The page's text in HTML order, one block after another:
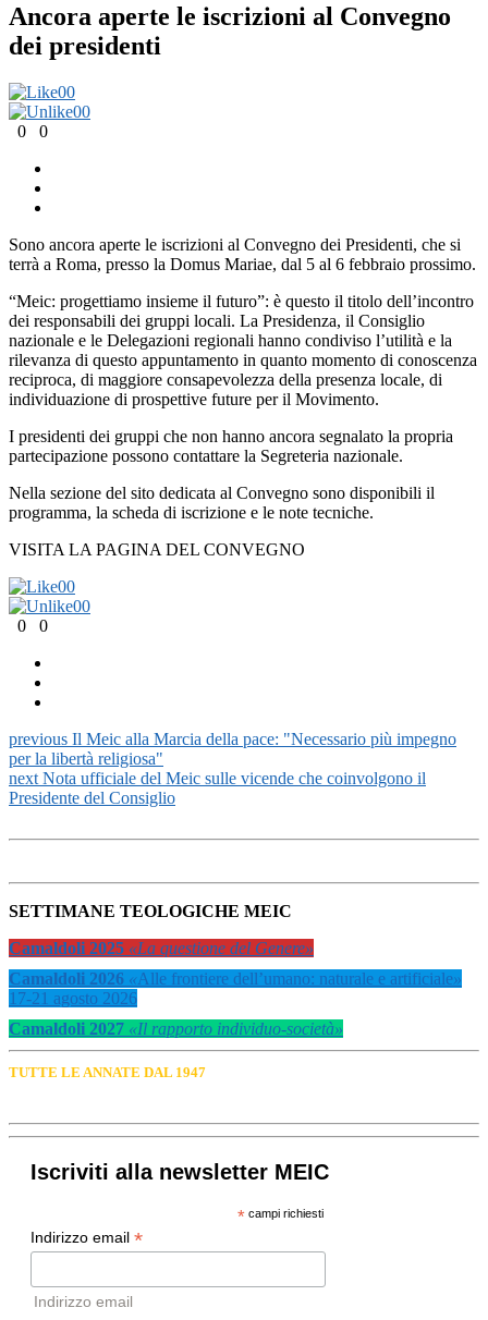
Ancora aperte le iscrizioni al Convegno
dei presidenti
00
00
0
0
Sono ancora aperte le iscrizioni al Convegno dei Presidenti, che si
terrà a Roma, presso la Domus Mariae, dal 5 al 6 febbraio prossimo.
“Meic: progettiamo insieme il futuro”: è questo il titolo dell’incontro
dei responsabili dei gruppi locali. La Presidenza, il Consiglio
nazionale e le Delegazioni regionali hanno condiviso l’utilità e la
rilevanza di questo appuntamento in quanto momento di conoscenza
reciproca, di maggiore consapevolezza della presenza locale, di
individuazione di prospettive future per il Movimento.
I presidenti dei gruppi che non hanno ancora segnalato la propria
partecipazione possono contattare la Segreteria nazionale.
Nella sezione del sito dedicata al Convegno sono disponibili il
programma, la scheda di iscrizione e le note tecniche.
VISITA LA PAGINA DEL CONVEGNO
00
00
0
0
previous Il Meic alla Marcia della pace: "Necessario più impegno
per la libertà religiosa"
next Nota ufficiale del Meic sulle vicende che coinvolgono il
Presidente del Consiglio
SETTIMANE TEOLOGICHE MEIC
Camaldoli 2025 «La questione del Genere»
Camaldoli 2026 «Alle frontiere dell’umano: naturale e artificiale»
17-21 agosto 2026
Camaldoli 2027 «Il rapporto individuo-società»
TUTTE LE ANNATE DAL 1947
Iscriviti alla newsletter MEIC
*campi richiesti
Indirizzo email *
Indirizzo email